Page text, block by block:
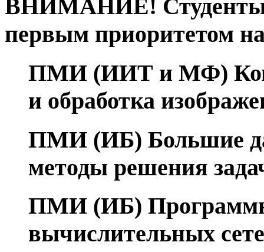
ВНИМАНИЕ! Студенты,
первым приоритетом
ПМИ (ИИТ и МФ)
и обработка
ПМИ (ИБ) Большие
методы решения
ПМИ (ИБ)
вычислительных